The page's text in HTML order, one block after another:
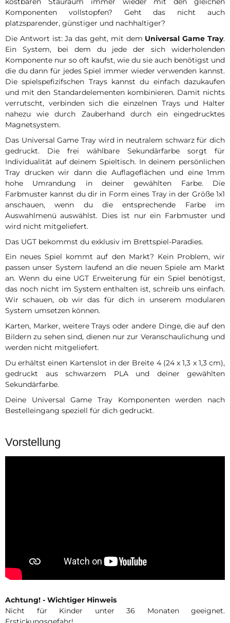
Komponenten vollstopfen? Geht das nicht auch
platzsparender, günstiger und nachhaltiger?
Die Antwort ist: Ja das geht, mit dem Universal Game Tray.
Ein System, bei dem du jede der sich widerholenden
Komponente nur so oft kaufst, wie du sie auch benötigst und
die du dann für jedes Spiel immer wieder verwenden kannst.
Die spielspefizifschen Trays kannst du einfach dazukaufen
und mit den Standardelementen kombinieren. Damit nichts
verrutscht, verbinden sich die einzelnen Trays und Halter
nahezu wie durch Zauberhand durch ein eingedrucktes
Magnetsystem.
Das Universal Game Tray wird in neutralem schwarz für dich
gedruckt. Die frei wählbare Sekundärfarbe sorgt für
Individualität auf deinem Spieltisch. In deinem persönlichen
Tray drucken wir dann die Auflageflächen und eine 1mm
hohe Umrandung in deiner gewählten Farbe. Die
Farbmuster kannst du dir in Form eines Tray in der Größe 1x1
anschauen, wenn du die entsprechende Farbe im
Auswahlmenü auswählst. Dies ist nur ein Farbmuster und
wird nicht mitgeliefert.
Das UGT bekommst du exklusiv im Brettspiel-Paradies.
Ein neues Spiel kommt auf den Markt? Kein Problem, wir
passen unser System laufend an die neuen Spiele am Markt
an. Wenn du eine UGT Erweiterung für ein Spiel benötigst,
das noch nicht im System enthalten ist, schreib uns einfach.
Wir schauen, ob wir das für dich in unserem modularen
System umsetzen können.
Karten, Marker, weitere Trays oder andere Dinge, die auf den
Bildern zu sehen sind, dienen nur zur Veranschaulichung und
werden nicht mitgeliefert.
Du erhältst einen Kartenslot in der Breite 4 (24 x 1,3 x 1,3 cm),
gedruckt aus schwarzem PLA und deiner gewählten
Sekundärfarbe.
Deine Universal Game Tray Komponenten werden nach
Bestelleingang speziell für dich gedruckt.
Vorstellung
Achtung! - Wichtiger Hinweis
Nicht für Kinder unter 36 Monaten geeignet.